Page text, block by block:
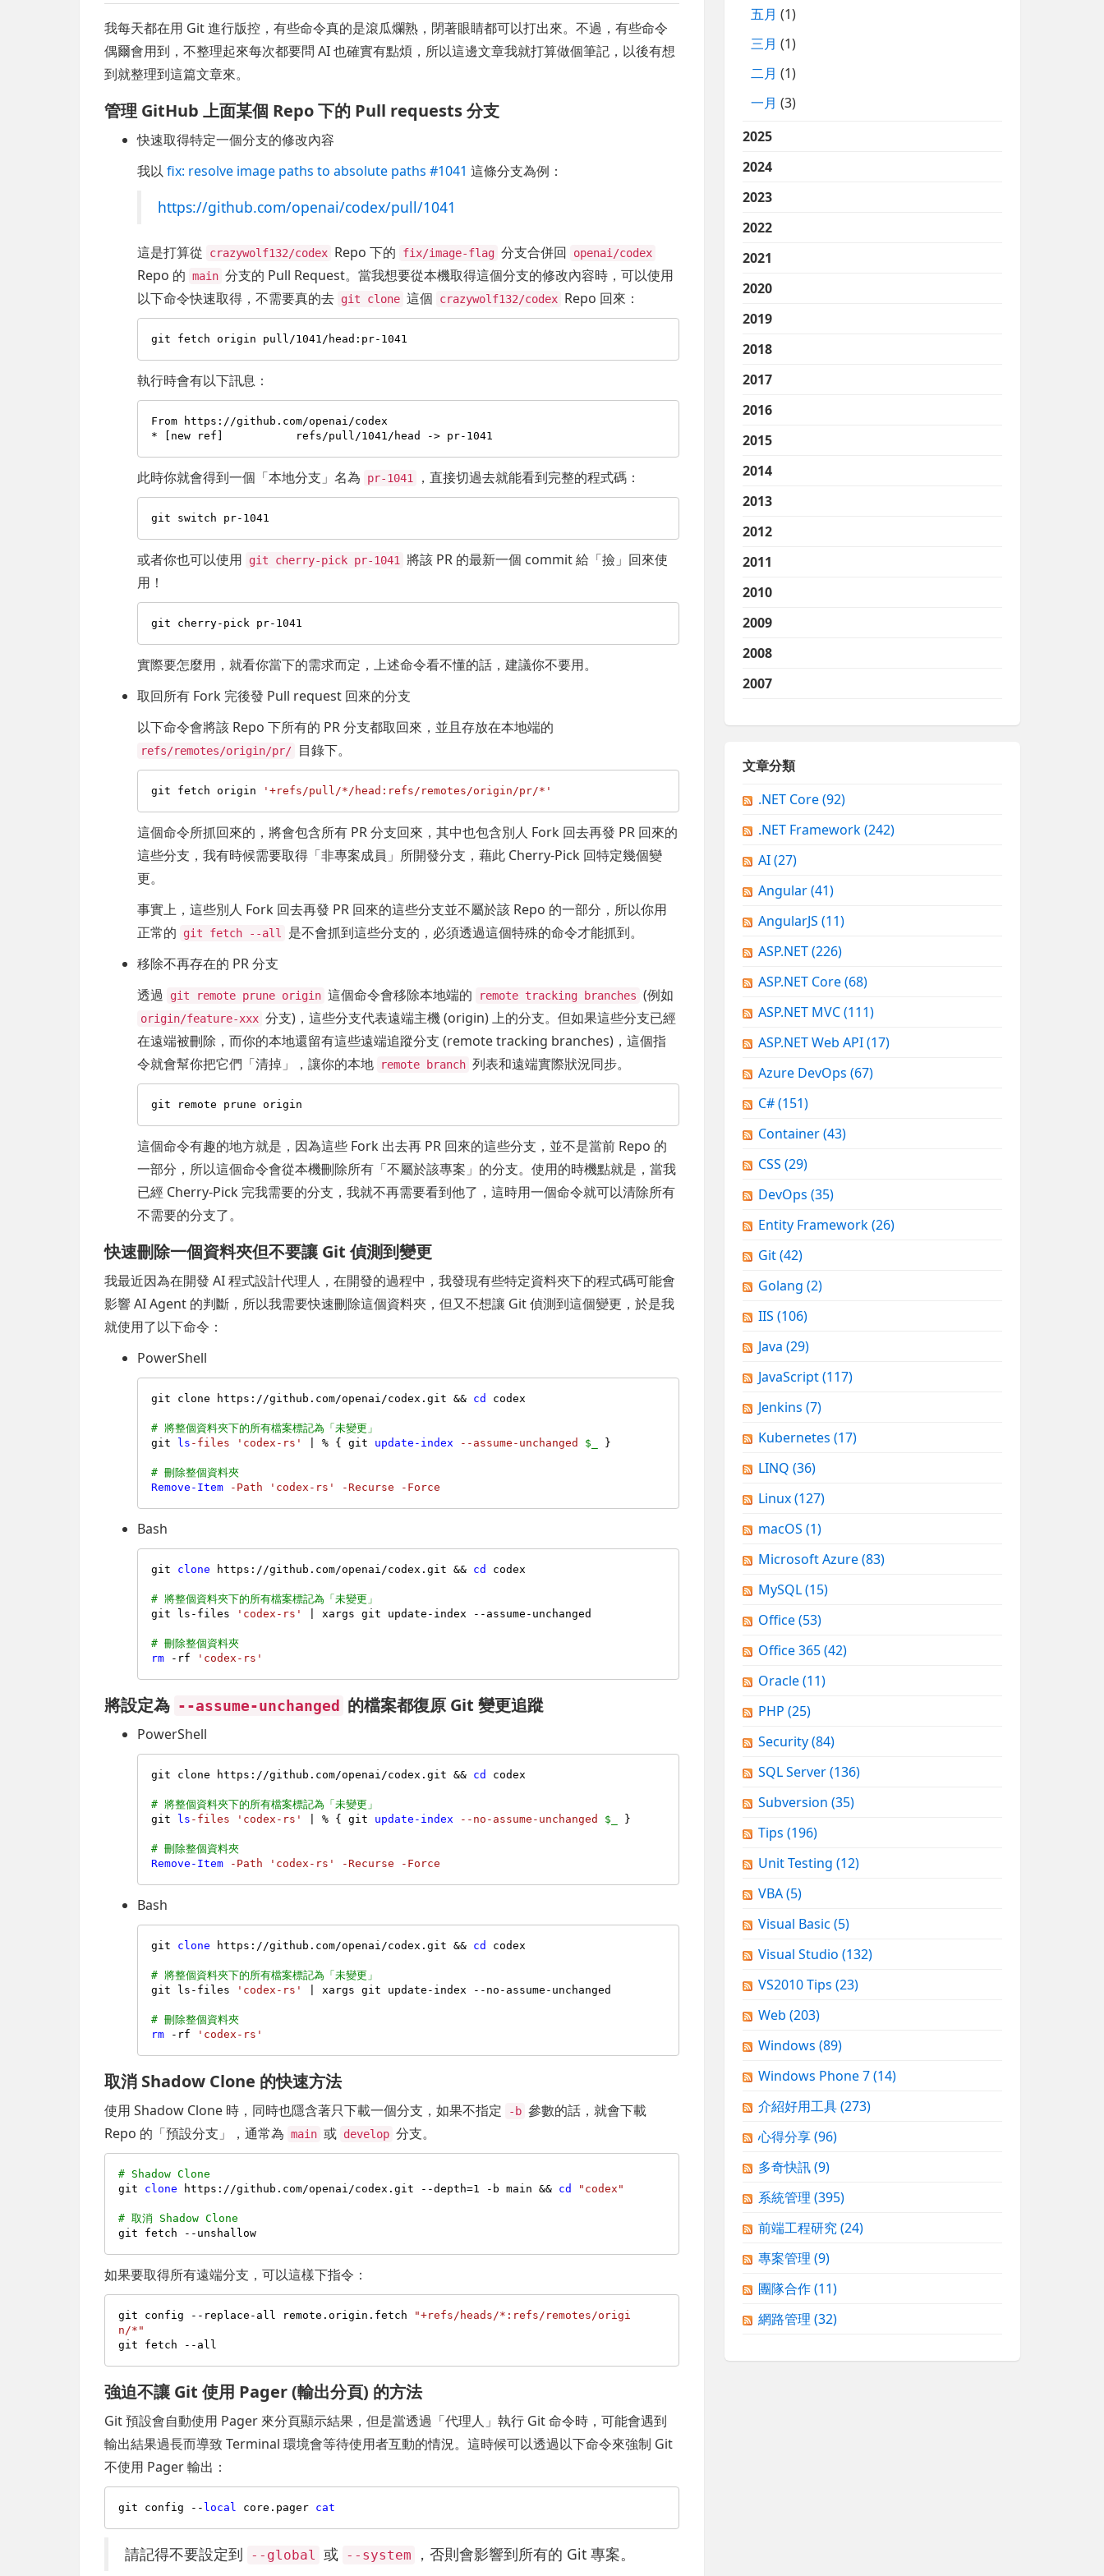
我每天都在用 Git 進行版控，有些命令真的是滾瓜爛熟，閉著眼睛都可以打出來。不過，有些命令
偶爾會用到，不整理起來每次都要問 AI 也確實有點煩，所以這邊文章我就打算做個筆記，以後有想
到就整理到這篇文章來。
管理 GitHub 上面某個 Repo 下的 Pull requests 分支
快速取得特定一個分支的修改內容
我以fix: resolve image paths to absolute paths #1041 這條分支為例：
https://github.com/openai/codex/pull/1041
這是打算從 crazywolf132/codex Repo 下的 fix/image-flag 分支合併回 openai/codex
Repo 的 main 分支的 Pull Request。當我想要從本機取得這個分支的修改內容時，可以使用
以下命令快速取得，不需要真的去 git clone 這個 crazywolf132/codex Repo 回來：
執行時會有以下訊息：
From https://github.com/openai/codex
此時你就會得到一個「本地分支」名為 pr-1041 ，直接切過去就能看到完整的程式碼：
或者你也可以使用 git cherry-pick pr-1041
將該 PR 的最新一個 commit 給「撿」回來使
用！
實際要怎麼用，就看你當下的需求而定，上述命令看不懂的話，建議你不要用。
取回所有 Fork 完後發 Pull request 回來的分支
以下命令會將該 Repo 下所有的 PR 分支都取回來，並且存放在本地端的
refs/remotes/origin/pr/ 目錄下。
git fetch origin '+refs/pull/*/head:refs/remotes/origin/pr/*'
這個命令所抓回來的，將會包含所有 PR 分支回來，其中也包含別人 Fork 回去再發 PR 回來的
這些分支，我有時候需要取得「非專案成員」所開發分支，藉此 Cherry-Pick 回特定幾個變
更。
事實上，這些別人 Fork 回去再發 PR 回來的這些分支並不屬於該 Repo 的一部分，所以你用
正常的
git fetch --all
是不會抓到這些分支的，必須透過這個特殊的命令才能抓到。
移除不再存在的 PR 分支
透過
git remote prune origin 這個命令會移除本地端的 remote tracking branches (例如
origin/feature-xxx 分支)，這些分支代表遠端主機 (origin) 上的分支。但如果這些分支已經
在遠端被刪除，而你的本地還留有這些遠端追蹤分支 (remote tracking branches)，這個指
令就會幫你把它們「清掉」，讓你的本地
remote branch 列表和遠端實際狀況同步。
這個命令有趣的地方就是，因為這些 Fork 出去再 PR 回來的這些分支，並不是當前 Repo 的
一部分，所以這個命令會從本機刪除所有「不屬於該專案」的分支。使用的時機點就是，當我
已經 Cherry-Pick 完我需要的分支，我就不再需要看到他了，這時用一個命令就可以清除所有
不需要的分支了。
快速刪除一個資料夾但不要讓 Git 偵測到變更
我最近因為在開發 AI 程式設計代理人，在開發的過程中，我發現有些特定資料夾下的程式碼可能會
影響 AI Agent 的判斷，所以我需要快速刪除這個資料夾，但又不想讓 Git 偵測到這個變更，於是我
就使用了以下命令：
PowerShell
git clone https://github.com/openai/codex.git && cd codex
# 將整個資料夾下的所有檔案標記為「未變更」
git
ls -files 'codex-rs' | % { git update-index --assume-unchanged $_ }
# 刪除整個資料夾
Remove-Item
-Path 'codex-rs' -Recurse -Force
Bash
git clone https://github.com/openai/codex.git && cd codex
# 將整個資料夾下的所有檔案標記為「未變更」
git ls-files
'codex-rs' | xargs git update-index --assume-unchanged
# 刪除整個資料夾
rm -rf 'codex-rs'
將設定為 --assume-unchanged 的檔案都復原 Git 變更追蹤
PowerShell
git clone https://github.com/openai/codex.git && cd codex
# 將整個資料夾下的所有檔案標記為「未變更」
git
ls -files 'codex-rs' | % { git update-index --no-assume-unchanged $_ }
# 刪除整個資料夾
Remove-Item
-Path 'codex-rs' -Recurse -Force
Bash
git clone https://github.com/openai/codex.git && cd codex
# 將整個資料夾下的所有檔案標記為「未變更」
git ls-files
'codex-rs' | xargs git update-index --no-assume-unchanged
# 刪除整個資料夾
rm -rf 'codex-rs'
取消 Shadow Clone 的快速方法
使用 Shadow Clone 時，同時也隱含著只下載一個分支，如果不指定 -b 參數的話，就會下載
Repo 的「預設分支」，通常為 main 或 develop 分支。
# Shadow Clone
git clone https://github.com/openai/codex.git --depth=1 -b main && cd "codex"
# 取消 Shadow Clone
如果要取得所有遠端分支，可以這樣下指令：
git config --replace-all remote.origin.fetch
"+refs/heads/*:refs/remotes/origi
n/*"
強迫不讓 Git 使用 Pager (輸出分頁) 的方法
Git 預設會自動使用 Pager 來分頁顯示結果，但是當透過「代理人」執行 Git 命令時，可能會遇到
輸出結果過長而導致 Terminal 環境會等待使用者互動的情況。這時候可以透過以下命令來強制 Git
不使用 Pager 輸出：
git config -- local core.pager cat
請記得不要設定到 --global 或 --system ，否則會影響到所有的 Git 專案。
五月 (1)
三月 (1)
二月 (1)
一月 (3)
2025
2024
2023
2022
2021
2020
2019
2018
2017
2016
2015
2014
2013
2012
2011
2010
2009
2008
2007
文章分類
.NET Core(92)
.NET Framework(242)
AI(27)
Angular(41)
AngularJS (11)
ASP.NET(226)
ASP.NET Core(68)
ASP.NET MVC(111)
ASP.NET Web API(17)
Azure DevOps (67)
C#(151)
Container(43)
CSS (29)
DevOps (35)
Entity Framework(26)
Git(42)
Golang (2)
IIS (106)
Java (29)
JavaScript(117)
Jenkins (7)
Kubernetes (17)
LINQ (36)
Linux(127)
macOS (1)
Microsoft Azure(83)
MySQL(15)
Office(53)
Office 365(42)
Oracle(11)
PHP (25)
Security(84)
SQL Server(136)
Subversion (35)
Tips (196)
Unit Testing (12)
VBA(5)
Visual Basic (5)
Visual Studio (132)
VS2010 Tips (23)
Web (203)
Windows (89)
Windows Phone 7(14)
介紹好用工具(273)
心得分享(96)
多奇快訊(9)
系統管理 (395)
前端工程研究(24)
專案管理 (9)
團隊合作(11)
網路管理 (32)